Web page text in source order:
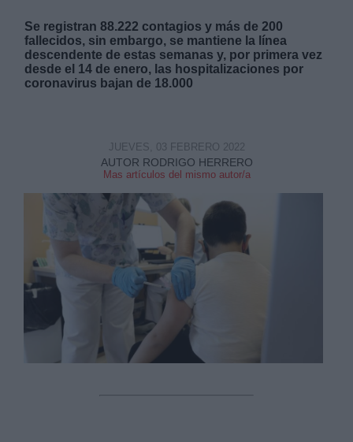
Se registran 88.222 contagios y más de 200
fallecidos, sin embargo, se mantiene la línea
descendente de estas semanas y, por primera vez
desde el 14 de enero, las hospitalizaciones por
coronavirus bajan de 18.000
AUTOR RODRIGO HERRERO
Mas artículos del mismo autor/a
JUEVES, 03 FEBRERO 2022
Destinatarios: